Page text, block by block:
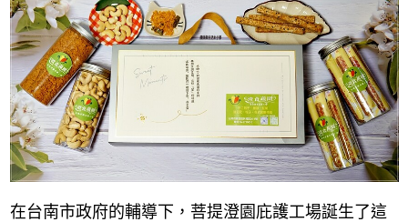
在台南市政府的輔導下，菩提澄園庇護工場誕生了這